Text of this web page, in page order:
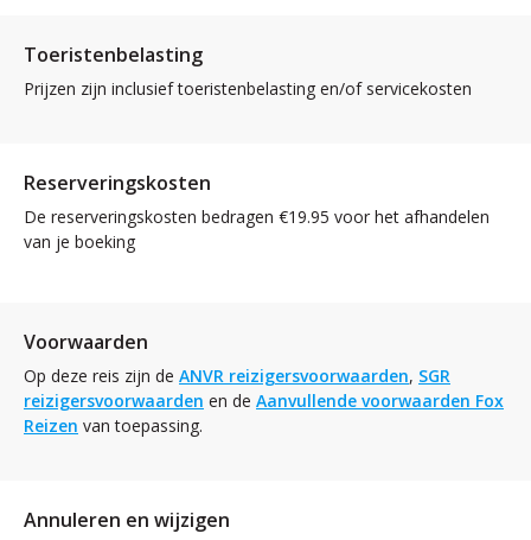
Toeristenbelasting
Prijzen zijn inclusief toeristenbelasting en/of servicekosten
Reserveringskosten
De reserveringskosten bedragen €19.95 voor het afhandelen
van je boeking
Voorwaarden
Op deze reis zijn de ANVR reizigersvoorwaarden, SGR
reizigersvoorwaarden en de Aanvullende voorwaarden Fox
Reizen van toepassing.
Annuleren en wijzigen